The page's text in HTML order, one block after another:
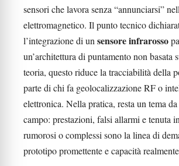
sensori che lavora senza “annunciarsi”
elettromagnetico. Il punto tecnico
l’integrazione di un sensore infrarosso
un’architettura di puntamento non basata
teoria, questo riduce la tracciabilità della
parte di chi fa geolocalizzazione RF o
elettronica. Nella pratica, resta un tema
campo: prestazioni, falsi allarmi e tenuta
rumorosi o complessi sono la linea di
prototipo promettente e capacità